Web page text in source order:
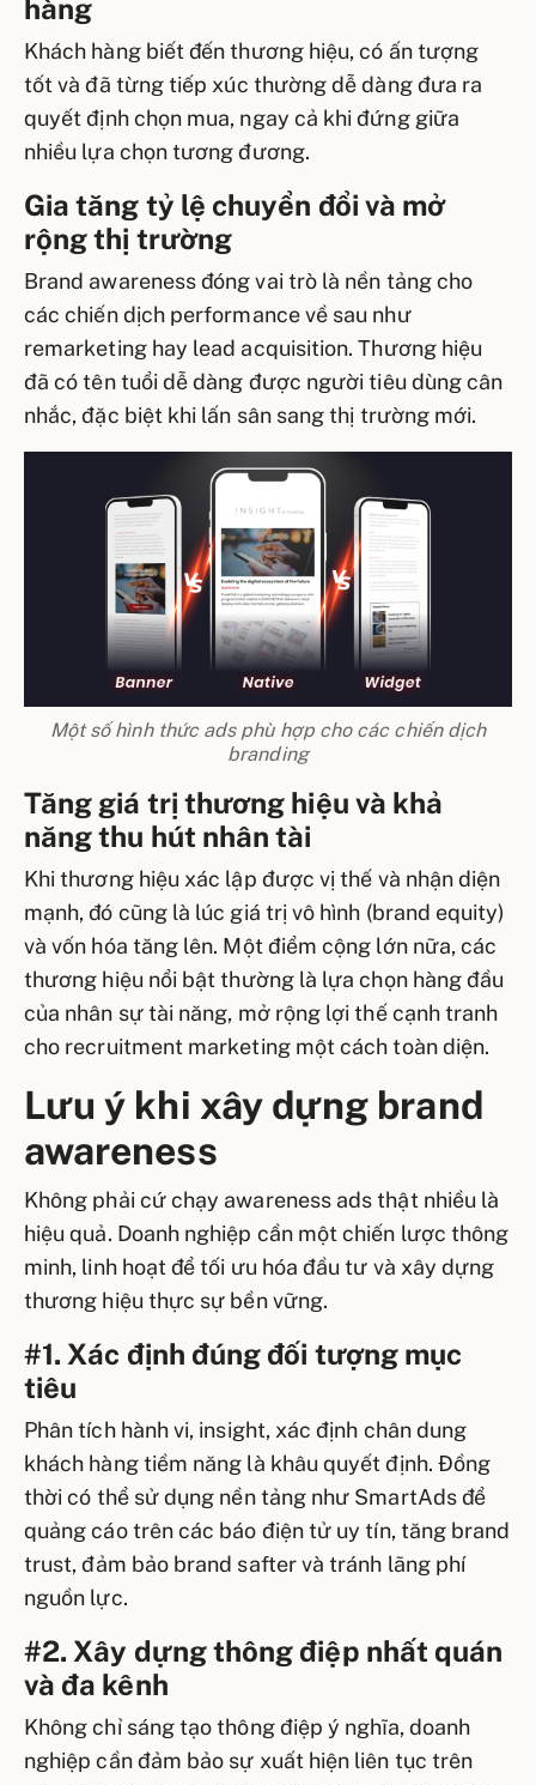
hàng
Khách hàng biết đến thương hiệu, có ấn tượng
tốt và đã từng tiếp xúc thường dễ dàng đưa ra
quyết định chọn mua, ngay cả khi đứng giữa
nhiều lựa chọn tương đương.
Gia tăng tỷ lệ chuyển đổi và mở
rộng thị trường
Brand awareness đóng vai trò là nền tảng cho
các chiến dịch performance về sau như
remarketing hay lead acquisition. Thương hiệu
đã có tên tuổi dễ dàng được người tiêu dùng cân
nhắc, đặc biệt khi lấn sân sang thị trường mới.
Một số hình thức ads phù hợp cho các chiến dịch
branding
Tăng giá trị thương hiệu và khả
năng thu hút nhân tài
Khi thương hiệu xác lập được vị thế và nhận diện
mạnh, đó cũng là lúc giá trị vô hình (brand equity)
và vốn hóa tăng lên. Một điểm cộng lớn nữa, các
thương hiệu nổi bật thường là lựa chọn hàng đầu
của nhân sự tài năng, mở rộng lợi thế cạnh tranh
cho recruitment marketing một cách toàn diện.
Lưu ý khi xây dựng brand
awareness
Không phải cứ chạy awareness ads thật nhiều là
hiệu quả. Doanh nghiệp cần một chiến lược thông
minh, linh hoạt để tối ưu hóa đầu tư và xây dựng
thương hiệu thực sự bền vững.
#1. Xác định đúng đối tượng mục
tiêu
Phân tích hành vi, insight, xác định chân dung
khách hàng tiềm năng là khâu quyết định. Đồng
thời có thể sử dụng nền tảng như SmartAds để
quảng cáo trên các báo điện tử uy tín, tăng brand
trust, đảm bảo brand safter và tránh lãng phí
nguồn lực.
#2. Xây dựng thông điệp nhất quán
và đa kênh
Không chỉ sáng tạo thông điệp ý nghĩa, doanh
nghiệp cần đảm bảo sự xuất hiện liên tục trên